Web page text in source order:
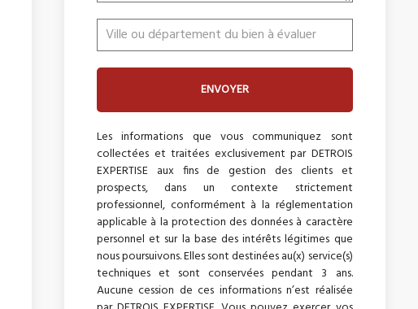
ENVOYER
Les informations que vous communiquez sont
collectées et traitées exclusivement par DETROIS
EXPERTISE aux fins de gestion des clients et
prospects, dans un contexte strictement
professionnel, conformément à la réglementation
applicable à la protection des données à caractère
personnel et sur la base des intérêts légitimes que
nous poursuivons. Elles sont destinées au(x) service(s)
techniques et sont conservées pendant 3 ans.
Aucune cession de ces informations n’est réalisée